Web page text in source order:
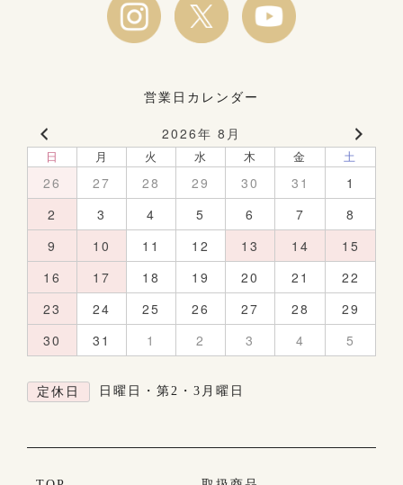
営業日カレンダー
2026年 8月
日 月 火 水 木 金 土
26 27 28 29 30 31
1
2
3 4 5 6 7
8
9
10 11 12 13 14
15
16
17 18 19 20 21
22
23
24 25 26 27 28
29
30
31 1 2 3 4 5
定休日 日曜日・第2・3月曜日